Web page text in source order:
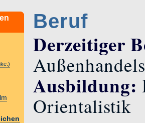
Beruf
Derzeitiger
Ausbildung:
Orientalistik